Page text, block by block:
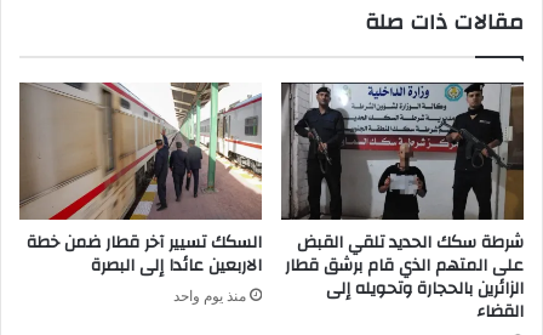
د
ا
ل
ك
ر
و
ن
ي
مقالات ذات صلة
شرطة سكك الحديد تلقي القبض
على المتهم الذي قام برشق قطار
الزائرين بالحجارة وتحويله إلى
القضاء
السكك تسيير آخر قطار ضمن خطة
الاربعين عائدا إلى البصرة
منذ يوم واحد